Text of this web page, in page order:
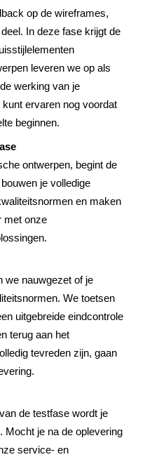
op de wireframes,
In deze fase krijgt de
leveren we op als
werking van je
ervaren nog voordat
beginnen.
ontwerpen, begint de
je volledige
en maken
met onze
we nauwgezet of je
We toetsen
uitgebreide eindcontrole
terug aan het
tevreden zijn, gaan
de testfase wordt je
Mocht je na de oplevering
service- en